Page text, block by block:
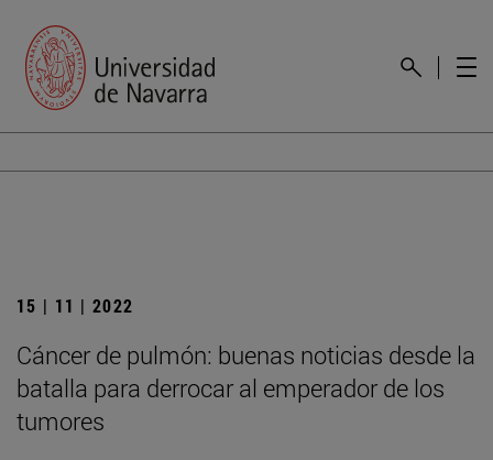
15 | 11 | 2022
Cáncer de pulmón: buenas noticias desde la
batalla para derrocar al emperador de los
tumores